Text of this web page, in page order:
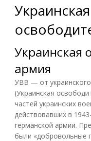
Украинская
Украинская
армия
УВВ — от украинского
(Украинская
частей украинских
действовавших в
германской армии.
были «добровольные